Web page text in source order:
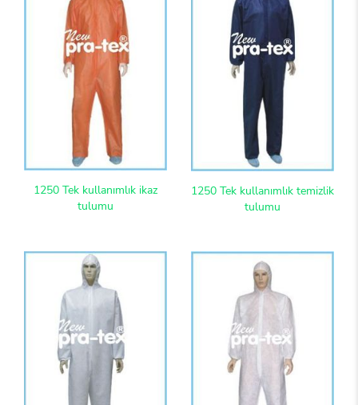
1250 Tek kullanımlık ikaz
tulumu
1250 Tek kullanımlık temizlik
tulumu